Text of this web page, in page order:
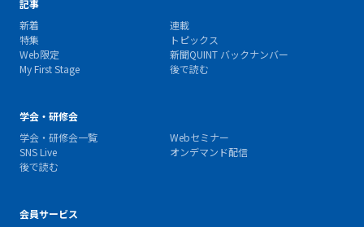
記事
新着
連載
特集
トピックス
Web限定
新聞QUINT バックナンバー
My First Stage
後で読む
学会・研修会
学会・研修会一覧
Webセミナー
SNS Live
オンデマンド配信
後で読む
会員サービス